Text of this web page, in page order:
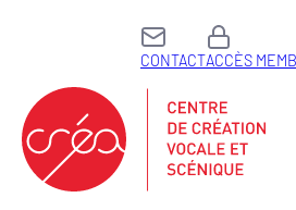
contenu
CONTACTACCÈS